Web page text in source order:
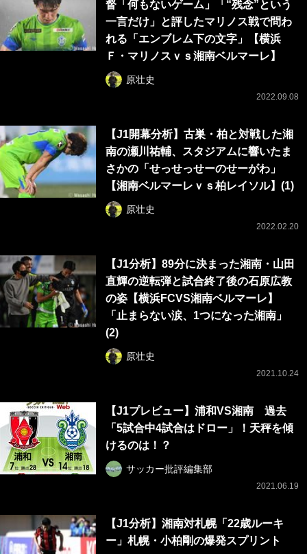
督「何もないゲーム」「“残念”という
一言だけ」と評したマリノス戦で問わ
れる「エンブレム下の文字」【横浜
Ｆ・マリノスｖｓ湘南ベルマーレ】
原壮史
2022.09.08
【J1開幕分析】古巣・柏と対戦した湘
南の瀬川祐輔、スタジアムに響いたま
さかの「せっせっせーのせーがわ」
【湘南ベルマーレｖｓ柏レイソル】(1)
原壮史
2022.02.20
【J1分析】89分に決まった湘南・山田
直輝の逆転弾と試合終了後の石原広教
の姿【横浜FCVS湘南ベルマーレ】
「止まらない涙、1つになった湘南」
(2)
原壮史
2021.10.24
【J1プレビュー】浦和VS湘南 過去
「5試合中4試合はドロー」！天秤を傾
けるのは！？
サッカー批評編集部
2021.06.19
【J1分析】湘南対札幌「22歳ルーキ
ー」札幌・小柏剛の爆発スプリント